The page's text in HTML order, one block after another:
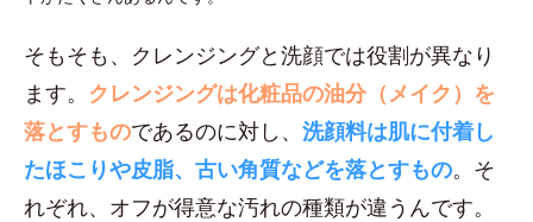
そもそも、クレンジングと洗顔では役割が異なり
ます。 クレンジングは化粧品の油分（メイク）を
落とすものであるのに対し、 洗顔料は肌に付着し
たほこりや皮脂、古い角質などを落とすもの。そ
れぞれ、オフが得意な汚れの種類が違うんです。